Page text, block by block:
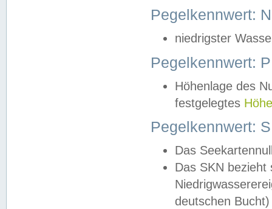
Pegelkennwert:
niedrigster
Pegelkennwert:
Höhenlage des
festgelegtes
Pegelkennwert:
Das
Das SKN
deutschen